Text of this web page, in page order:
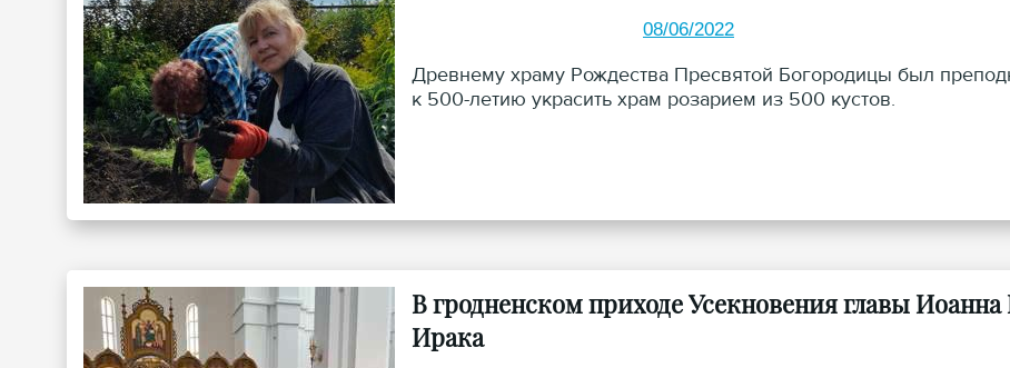
08/06/2022
Древнему храму Рождества Пресвятой Богородицы был
к 500-летию украсить храм розарием из 500 кустов.
В гродненском приходе Усекновения главы
Ирака